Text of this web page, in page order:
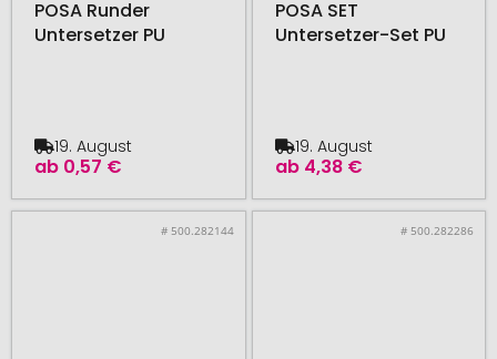
POSA Runder
Untersetzer PU
ab 0,57 €
19. August
POSA SET
Untersetzer-Set PU
ab 4,38 €
19. August
# 500.282144 # 500.282286